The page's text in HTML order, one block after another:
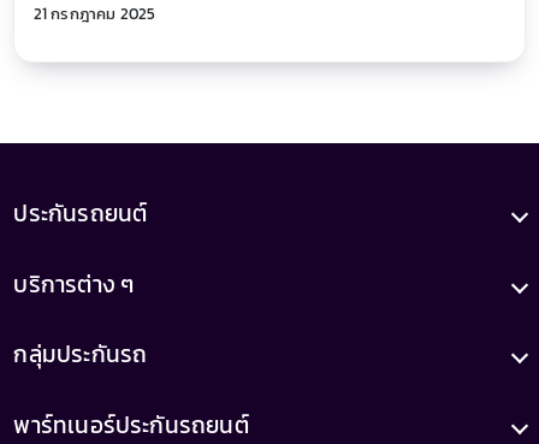
21 กรกฎาคม 2025
ประกันรถยนต์
บริการต่าง ๆ
กลุ่มประกันรถ
พาร์ทเนอร์ประกันรถยนต์